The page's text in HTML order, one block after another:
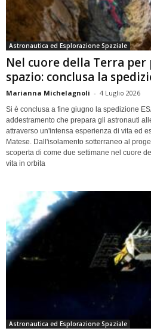
Astronautica ed Esplorazione Spaziale
Nel cuore della Terra
spazio: conclusa la
Marianna Michelagnoli - 4 Luglio 2026
Si è conclusa a fine giugno la spedizione
addestramento che prepara gli astronauti
attraverso un'intensa esperienza di vita ed
Matese. Dall'isolamento sotterraneo al
scoperta di come due settimane nel cuore
vita in orbita
Astronautica ed Esplorazione Spaziale